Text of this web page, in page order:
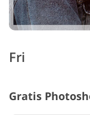
Fri